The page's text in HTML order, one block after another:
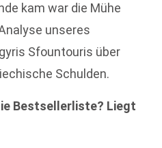
kam war die Mühe
unseres
Sfountouris über
Schulden.
Bestsellerliste? Liegt